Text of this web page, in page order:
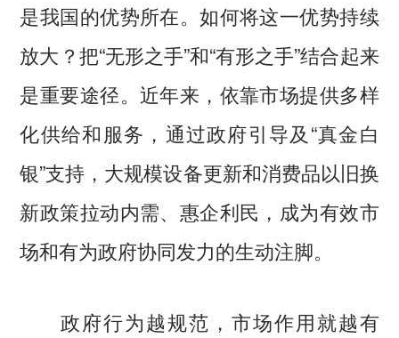
是我国的优势所在。如何将这一优势持续
放大？把“无形之手”和“有形之手”结合起来
是重要途径。近年来，依靠市场提供多样
化供给和服务，通过政府引导及“真金白
银”支持，大规模设备更新和消费品以旧换
新政策拉动内需、惠企利民，成为有效市
场和有为政府协同发力的生动注脚。
政府行为越规范，市场作用就越有